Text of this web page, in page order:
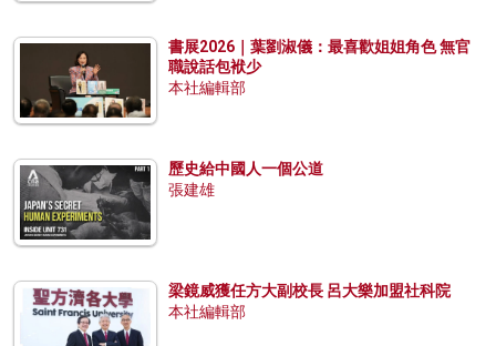
書展2026｜葉劉淑儀：最喜歡姐姐角色 無官
職說話包袱少
本社編輯部
歷史給中國人一個公道
張建雄
梁鏡威獲任方大副校長 呂大樂加盟社科院
本社編輯部